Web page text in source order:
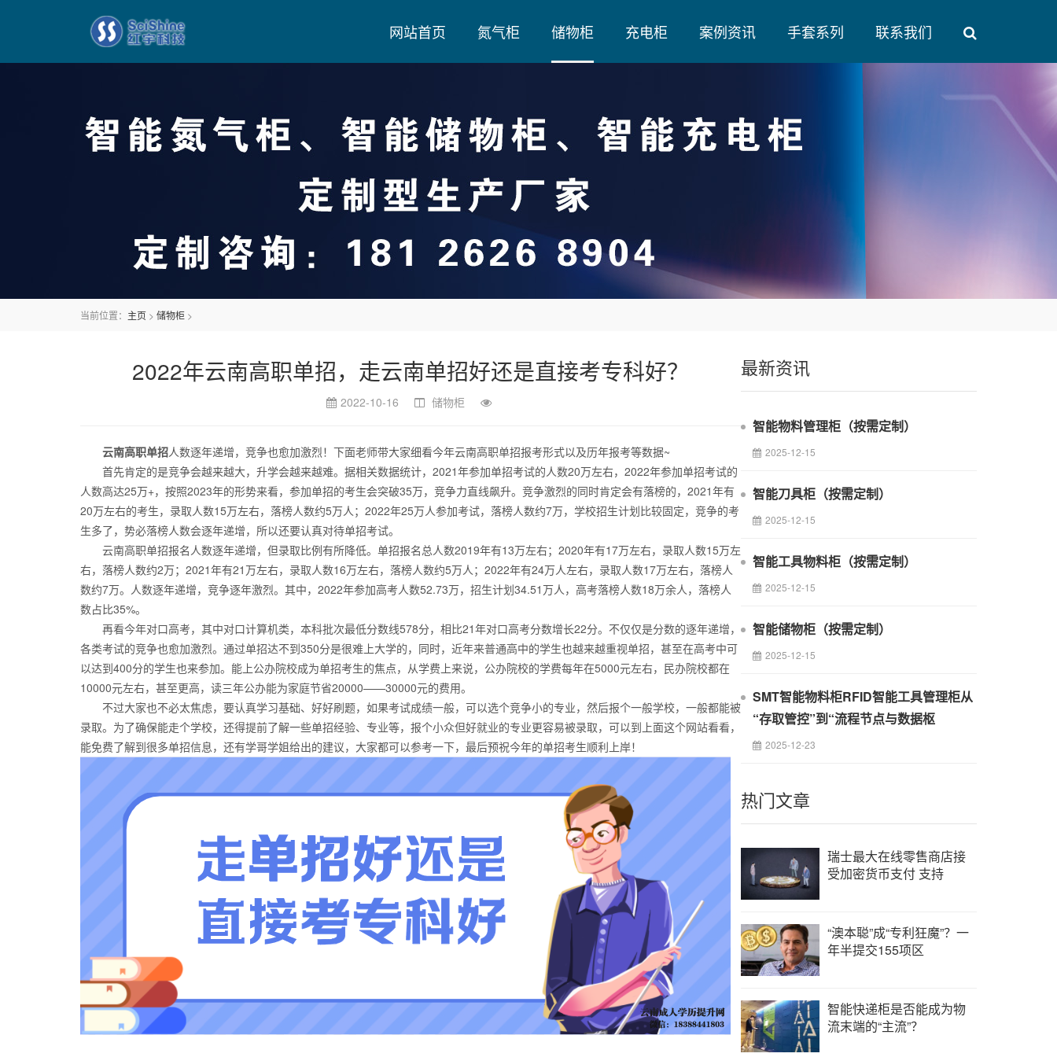
网站首页 氮气柜 储物柜 充电柜 案例资讯 手套系列 联系我们
当前位置： 主页 > 储物柜 >
2022年云南高职单招，走云南单招好还是直接考专科好？
2022-10-16 储物柜
云南高职单招人数逐年递增，竞争也愈加激烈！下面老师带大家细看今年云南高职单招报考形式以及历年报考等数据~
首先肯定的是竞争会越来越大，升学会越来越难。据相关数据统计，2021年参加单招考试的人数20万左右，2022年参加单招考试的
人数高达25万+，按照2023年的形势来看，参加单招的考生会突破35万，竞争力直线飙升。竞争激烈的同时肯定会有落榜的，2021年有
20万左右的考生，录取人数15万左右，落榜人数约5万人；2022年25万人参加考试，落榜人数约7万，学校招生计划比较固定，竞争的考
生多了，势必落榜人数会逐年递增，所以还要认真对待单招考试。
云南高职单招报名人数逐年递增，但录取比例有所降低。单招报名总人数2019年有13万左右；2020年有17万左右，录取人数15万左
右，落榜人数约2万；2021年有21万左右，录取人数16万左右，落榜人数约5万人；2022年有24万人左右，录取人数17万左右，落榜人
数约7万。人数逐年递增，竞争逐年激烈。其中，2022年参加高考人数52.73万，招生计划34.51万人，高考落榜人数18万余人，落榜人
数占比35%。
再看今年对口高考，其中对口计算机类，本科批次最低分数线578分，相比21年对口高考分数增长22分。不仅仅是分数的逐年递增，
各类考试的竞争也愈加激烈。通过单招达不到350分是很难上大学的，同时，近年来普通高中的学生也越来越重视单招，甚至在高考中可
以达到400分的学生也来参加。能上公办院校成为单招考生的焦点，从学费上来说，公办院校的学费每年在5000元左右，民办院校都在
10000元左右，甚至更高，读三年公办能为家庭节省20000——30000元的费用。
不过大家也不必太焦虑，要认真学习基础、好好刷题，如果考试成绩一般，可以选个竞争小的专业，然后报个一般学校，一般都能被
录取。为了确保能走个学校，还得提前了解一些单招经验、专业等，报个小众但好就业的专业更容易被录取，可以到上面这个网站看看，
能免费了解到很多单招信息，还有学哥学姐给出的建议，大家都可以参考一下，最后预祝今年的单招考生顺利上岸！
最新资讯
智能物料管理柜（按需定制）
2025-12-15
智能刀具柜（按需定制）
2025-12-15
智能工具物料柜（按需定制）
2025-12-15
智能储物柜（按需定制）
2025-12-15
SMT智能物料柜RFID智能工具管理柜从
“存取管控”到“流程节点与数据枢
2025-12-23
热门文章
瑞士最大在线零售商店接
受加密货币支付 支持
“澳本聪”成“专利狂魔”？一
年半提交155项区
智能快递柜是否能成为物
流末端的“主流”？